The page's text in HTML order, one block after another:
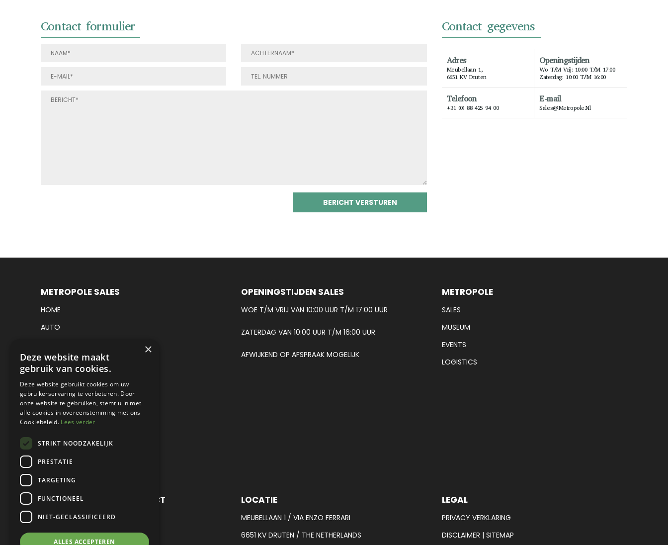
Contact formulier Contact gegevens
Adres
Meubellaan 1,
6651 KV Druten
Openingstijden
Wo T/m Vrij: 10:00 T/m 17:00
Zaterdag: 10:00 T/m 16:00
Telefoon
+31 (0) 88 425 94 00
E-mail
Sales@metropole.nl
METROPOLE SALES
HOME
AUTO
VERKOCHT
DETAILING
WERKPLAATS EN RESTAURATIE
PARTS
CONTACT
OPENINGSTIJDEN SALES
WOE T/M VRIJ VAN 10:00 UUR T/M 17:00 UUR
ZATERDAG VAN 10:00 UUR T/M 16:00 UUR
AFWIJKEND OP AFSPRAAK MOGELIJK
METROPOLE
SALES
MUSEUM
EVENTS
LOGISTICS
METROPOLE SALES CONTACT
TEL:+31 (0) 88 425 94 00
MAIL:SALES@METROPOLE.NL
LOCATIE
MEUBELLAAN 1 / VIA ENZO FERRARI
6651 KV DRUTEN / THE NETHERLANDS
LEGAL
PRIVACY VERKLARING
DISCLAIMER | SITEMAP
×
Deze website maakt
gebruik van cookies.
Deze website gebruikt cookies om uw
gebruikerservaring te verbeteren. Door
onze website te gebruiken, stemt u in met
alle cookies in overeenstemming met ons
Cookiebeleid. Lees verder
STRIKT NOODZAKELIJK
PRESTATIE
TARGETING
FUNCTIONEEL
NIET-GECLASSIFICEERD
ALLES ACCEPTEREN